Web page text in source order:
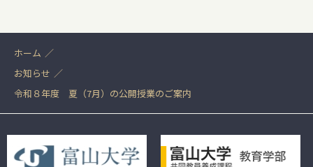
ホーム
お知らせ
令和８年度 夏（7月）の公開授業のご案内